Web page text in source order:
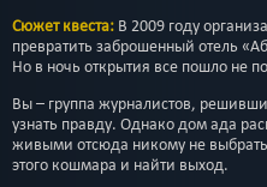
Сюжет квеста: В 2009 году
превратить заброшенный отель
Но в ночь открытия все пошло не
Вы – группа журналистов,
узнать правду. Однако дом ада
живыми отсюда никому не
этого кошмара и найти выход.